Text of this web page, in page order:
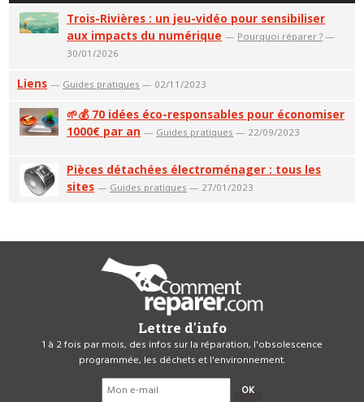
Trois-Rivières : un jeu-vidéo pour sensibiliser
aux impacts du numérique — Pourquoi réparer ? —
30/01/2026
Liens — Guides pratiques — 02/11/2023
🌱💰 70 idées éco-responsables pour économiser
1000€ par an — Guides pratiques — 22/09/2023
Pièces détachées électroménager : tous les
sites — Guides pratiques — 27/01/2023
Lettre d'info
1 à 2 fois par mois, des infos sur la réparation, l'obsolescence
programmée, les déchets et l'environnement.
OK